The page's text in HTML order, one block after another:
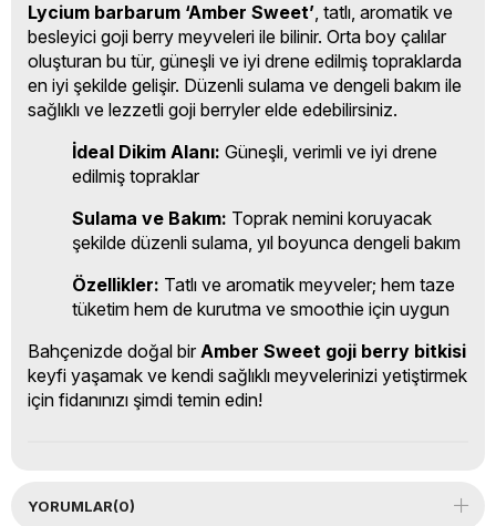
Lycium barbarum ‘Amber Sweet’, tatlı, aromatik ve
besleyici goji berry meyveleri ile bilinir. Orta boy çalılar
oluşturan bu tür, güneşli ve iyi drene edilmiş topraklarda
en iyi şekilde gelişir. Düzenli sulama ve dengeli bakım ile
sağlıklı ve lezzetli goji berryler elde edebilirsiniz.
İdeal Dikim Alanı: Güneşli, verimli ve iyi drene
edilmiş topraklar
Sulama ve Bakım: Toprak nemini koruyacak
şekilde düzenli sulama, yıl boyunca dengeli bakım
Özellikler: Tatlı ve aromatik meyveler; hem taze
tüketim hem de kurutma ve smoothie için uygun
Bahçenizde doğal bir Amber Sweet goji berry bitkisi
keyfi yaşamak ve kendi sağlıklı meyvelerinizi yetiştirmek
için fidanınızı şimdi temin edin!
YORUMLAR(0)